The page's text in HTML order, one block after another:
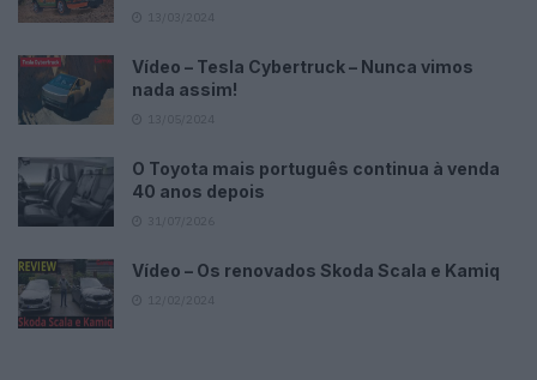
Vídeo – Tesla Cybertruck – Nunca vimos
nada assim!
O Toyota mais português continua à venda
40 anos depois
Vídeo – Os renovados Skoda Scala e Kamiq